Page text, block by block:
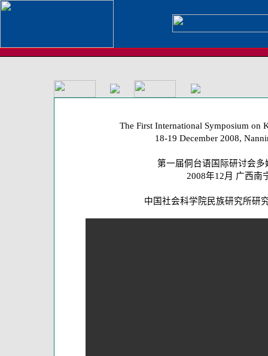
The First International Symposium on
18-19 December 2008,
第一届侗台语国际研讨会多
2008年12月 广西南
中国社会科学院民族研究所研